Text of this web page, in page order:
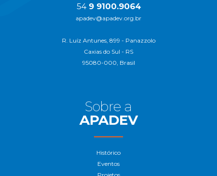
54 9 9100.9064
apadev@apadev.org.br
R. Luíz Antunes, 899 - Panazzolo
Caxias do Sul - RS
95080-000, Brasil
Sobre a
APADEV
Histórico
Eventos